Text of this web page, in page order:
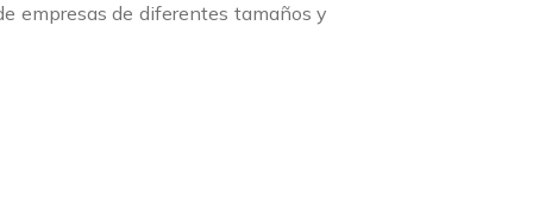
empresas de diferentes tamaños y